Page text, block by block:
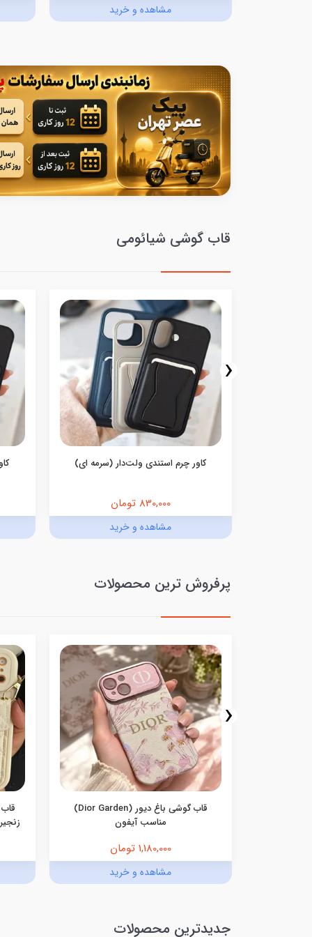
مشاهده و خرید
قاب گوشی شیائومی
کاور چرم استندی ولت‌دار (سرمه ای)
830,000 تومان
مشاهده و خرید
‹
پرفروش ترین محصولات
قاب گوشی باغ دیور (Dior Garden)
مناسب آیفون
1,180,000 تومان
مشاهده و خرید
‹
جدیدترین محصولات